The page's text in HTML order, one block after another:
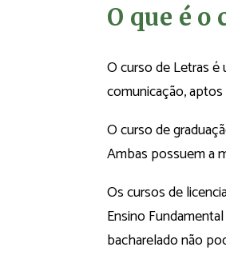
O que é o
O curso de Letras é
comunicação, aptos
O curso de
Ambas possuem a
Os cursos de
Ensino
bacharelado não